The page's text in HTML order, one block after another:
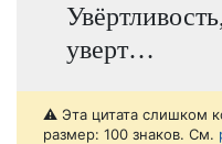
уверт…
⚠️ Эта цитата слишком
размер: 100 знаков. См.